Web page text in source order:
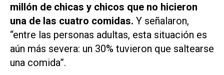
millón de chicas y chicos que no hicieron
una de las cuatro comidas. Y señalaron,
“entre las personas adultas, esta situación es
aún más severa: un 30% tuvieron que saltearse
una comida”.